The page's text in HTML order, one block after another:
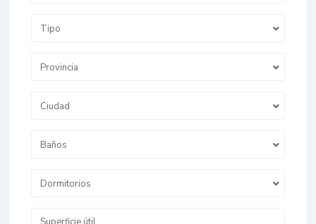
Tipo
Provincia
Ciudad
Baños
Dormitorios